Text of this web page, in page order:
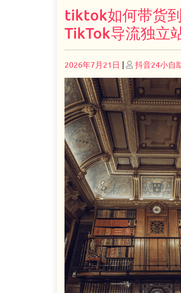
tiktok如何带货
TikTok导流独立
Posted
on
2026年7月21日 | Posted
on
抖音24小自